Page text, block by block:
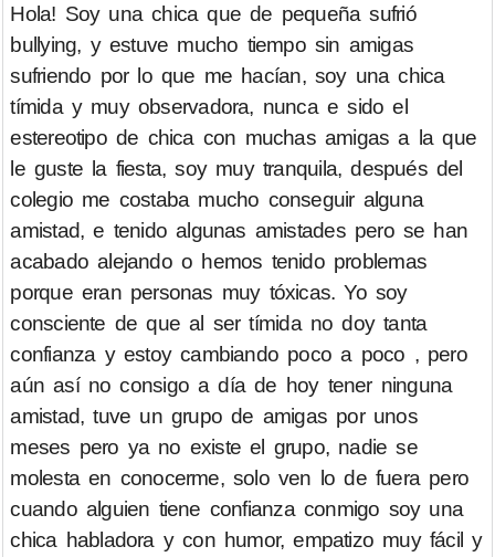
Hola! Soy una chica que de pequeña sufrió
bullying, y estuve mucho tiempo sin amigas
sufriendo por lo que me hacían, soy una chica
tímida y muy observadora, nunca e sido el
estereotipo de chica con muchas amigas a la que
le guste la fiesta, soy muy tranquila, después del
colegio me costaba mucho conseguir alguna
amistad, e tenido algunas amistades pero se han
acabado alejando o hemos tenido problemas
porque eran personas muy tóxicas. Yo soy
consciente de que al ser tímida no doy tanta
confianza y estoy cambiando poco a poco , pero
aún así no consigo a día de hoy tener ninguna
amistad, tuve un grupo de amigas por unos
meses pero ya no existe el grupo, nadie se
molesta en conocerme, solo ven lo de fuera pero
cuando alguien tiene confianza conmigo soy una
chica habladora y con humor, empatizo muy fácil y